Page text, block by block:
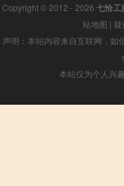
Copyright © 2012 - 2026 七恰工
站地图 |
声明：本站内容来自互联网，如
本站仅为个人兴